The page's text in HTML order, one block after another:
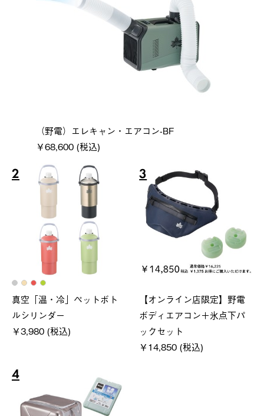
（野電）エレキャン・エアコン-BF
￥68,600 (税込)
2
真空「温・冷」ペットボト
ルシリンダー
￥3,980 (税込)
3
【オンライン店限定】野電
ボディエアコン＋氷点下パ
ックセット
￥14,850 (税込)
4